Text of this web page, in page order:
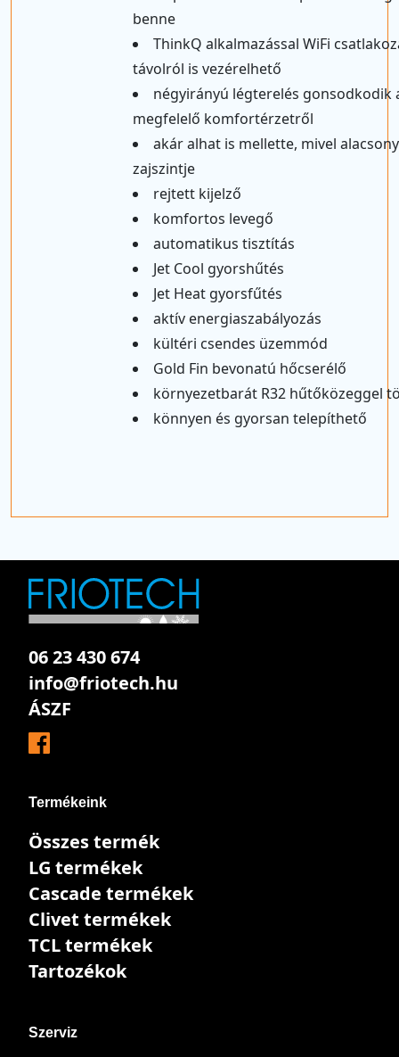
benne
ThinkQ alkalmazással WiFi
távolról is vezérelhető
négyirányú légterelés gonsodkodik
megfelelő komfortérzetről
akár alhat is mellette, mivel
zajszintje
rejtett kijelző
komfortos levegő
automatikus tisztítás
Jet Cool gyorshűtés
Jet Heat gyorsfűtés
aktív energiaszabályozás
kültéri csendes üzemmód
Gold Fin bevonatú hőcserélő
környezetbarát R32 hűtőközeggel
könnyen és gyorsan telepíthető
06 23 430 674
info@friotech.hu
ÁSZF
Termékeink
Összes termék
LG termékek
Cascade termékek
Clivet termékek
TCL termékek
Tartozékok
Szerviz